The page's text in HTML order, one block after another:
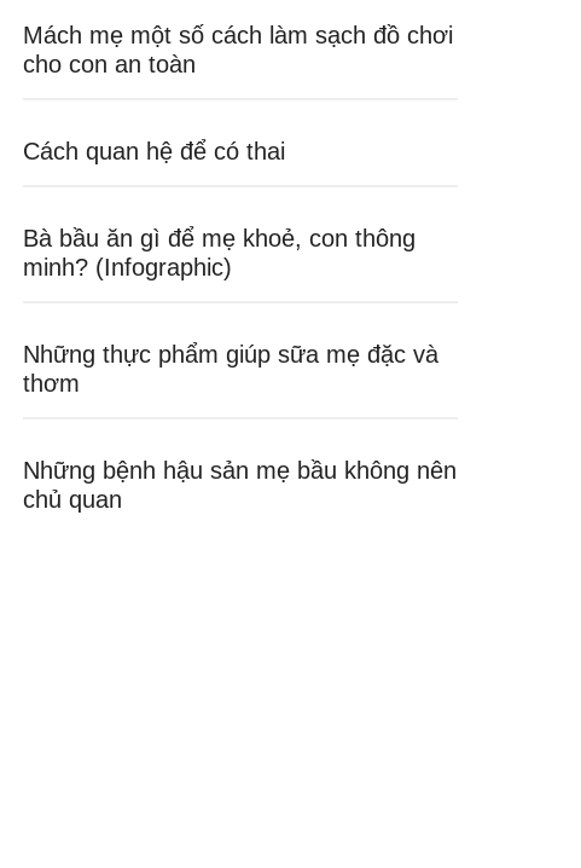
Mách mẹ một số cách làm sạch đồ chơi
cho con an toàn
Cách quan hệ để có thai
Bà bầu ăn gì để mẹ khoẻ, con thông
minh? (Infographic)
Những thực phẩm giúp sữa mẹ đặc và
thơm
Những bệnh hậu sản mẹ bầu không nên
chủ quan